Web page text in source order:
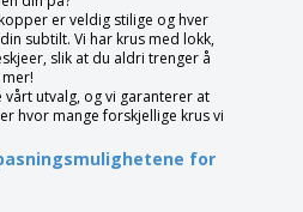
er veldig stilige og hver
subtilt. Vi har krus med lokk,
slik at du aldri trenger å
utvalg, og vi garanterer at
hvor mange forskjellige krus vi
for